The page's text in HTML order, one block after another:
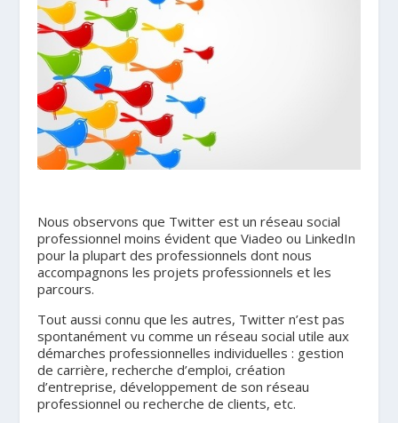
Nous observons que Twitter est un réseau social
professionnel moins évident que Viadeo ou LinkedIn
pour la plupart des professionnels dont nous
accompagnons les projets professionnels et les
parcours.
Tout aussi connu que les autres, Twitter n’est pas
spontanément vu comme un réseau social utile aux
démarches professionnelles individuelles : gestion
de carrière, recherche d’emploi, création
d’entreprise, développement de son réseau
professionnel ou recherche de clients, etc.